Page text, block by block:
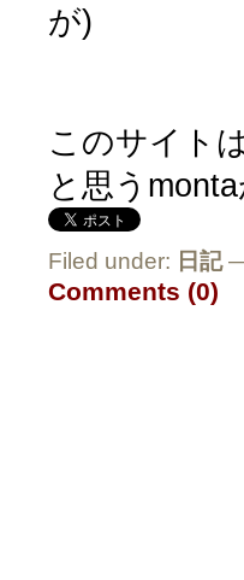
が)
このサイト
と思う
Filed under: 日記—
Comments (0)